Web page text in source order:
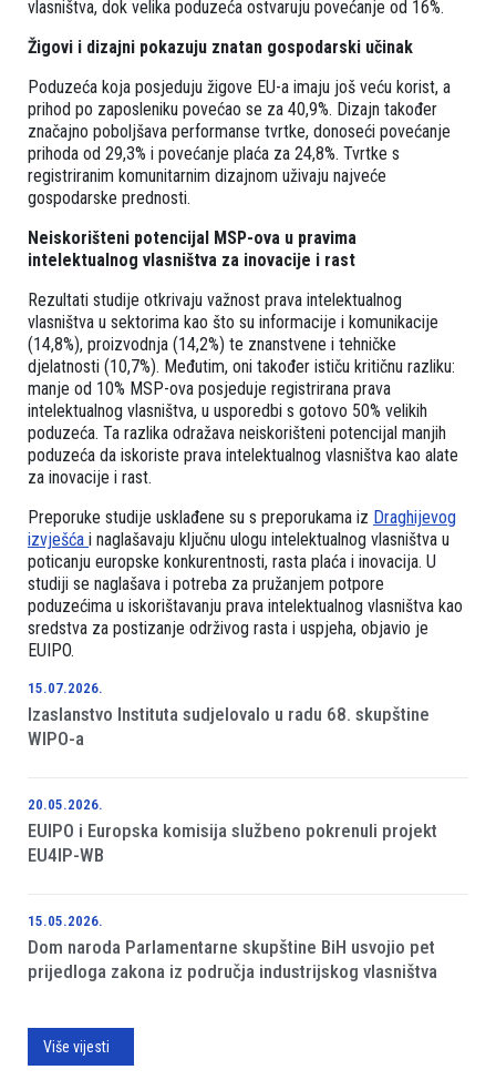
vlasništva, dok velika poduzeća ostvaruju povećanje od 16%.
Žigovi i dizajni pokazuju znatan gospodarski učinak
Poduzeća koja posjeduju žigove EU-a imaju još veću korist, a
prihod po zaposleniku povećao se za 40,9%. Dizajn također
značajno poboljšava performanse tvrtke, donoseći povećanje
prihoda od 29,3% i povećanje plaća za 24,8%. Tvrtke s
registriranim komunitarnim dizajnom uživaju najveće
gospodarske prednosti.
Neiskorišteni potencijal MSP-ova u pravima
intelektualnog vlasništva za inovacije i rast
Rezultati studije otkrivaju važnost prava intelektualnog
vlasništva u sektorima kao što su informacije i komunikacije
(14,8%), proizvodnja (14,2%) te znanstvene i tehničke
djelatnosti (10,7%). Međutim, oni također ističu kritičnu razliku:
manje od 10% MSP-ova posjeduje registrirana prava
intelektualnog vlasništva, u usporedbi s gotovo 50% velikih
poduzeća. Ta razlika odražava neiskorišteni potencijal manjih
poduzeća da iskoriste prava intelektualnog vlasništva kao alate
za inovacije i rast.
Preporuke studije usklađene su s preporukama iz Draghijevog
izvješća i naglašavaju ključnu ulogu intelektualnog vlasništva u
poticanju europske konkurentnosti, rasta plaća i inovacija. U
studiji se naglašava i potreba za pružanjem potpore
poduzećima u iskorištavanju prava intelektualnog vlasništva kao
sredstva za postizanje održivog rasta i uspjeha, objavio je
EUIPO.
15.07.2026.
Izaslanstvo Instituta sudjelovalo u radu 68. skupštine
WIPO-a
20.05.2026.
EUIPO i Europska komisija službeno pokrenuli projekt
EU4IP-WB
15.05.2026.
Dom naroda Parlamentarne skupštine BiH usvojio pet
prijedloga zakona iz područja industrijskog vlasništva
Više vijesti